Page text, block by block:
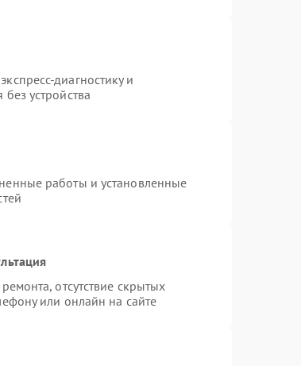
диагностику и
устройства
работы и установленные
отсутствие скрытых
или онлайн на сайте